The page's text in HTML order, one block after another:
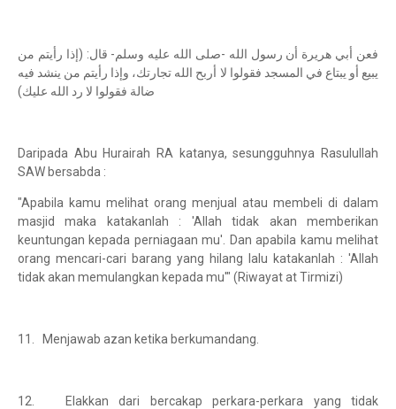
فعن أبي هريرة أن رسول الله -صلى الله عليه وسلم- قال: (إذا رأيتم من
يبيع أو يبتاع في المسجد فقولوا لا أربح الله تجارتك، وإذا رأيتم من ينشد فيه
ضالة فقولوا لا رد الله عليك)
Daripada Abu Hurairah RA katanya, sesungguhnya Rasulullah
SAW bersabda :
"Apabila kamu melihat orang menjual atau membeli di dalam
masjid maka katakanlah : 'Allah tidak akan memberikan
keuntungan kepada perniagaan mu'. Dan apabila kamu melihat
orang mencari-cari barang yang hilang lalu katakanlah : 'Allah
tidak akan memulangkan kepada mu'" (Riwayat at Tirmizi)
11. Menjawab azan ketika berkumandang.
12. Elakkan dari bercakap perkara-perkara yang tidak